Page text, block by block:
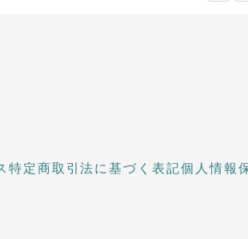
特定商取引法に基づく表記個人情報